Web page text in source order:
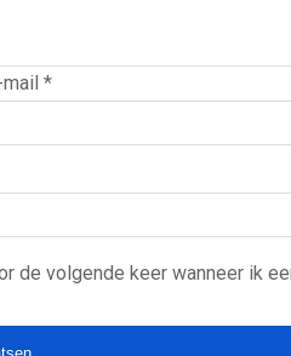
mail *
de volgende keer wanneer ik